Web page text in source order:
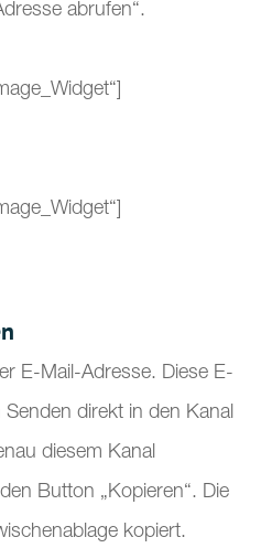
abrufen“.
E-Mail-Adresse. Diese E-
direkt in den Kanal
diesem Kanal
Button „Kopieren“. Die
kopiert.